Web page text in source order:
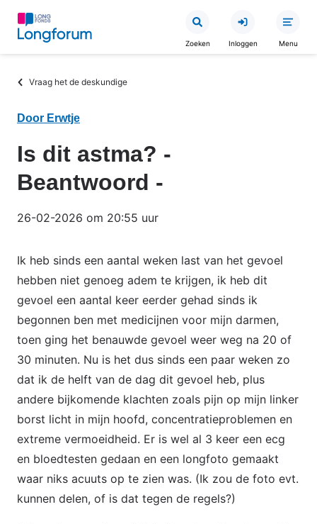
Overslaan
inhoud
Zoeken Inloggen Menu
Kruimelpad
Vraag het de deskundige
Door Erwtje
Is dit astma? -
Beantwoord -
26-02-2026 om 20:55 uur
Ik heb sinds een aantal weken last van het gevoel
hebben niet genoeg adem te krijgen, ik heb dit
gevoel een aantal keer eerder gehad sinds ik
begonnen ben met medicijnen voor mijn darmen,
toen ging het benauwde gevoel weer weg na 20 of
30 minuten. Nu is het dus sinds een paar weken zo
dat ik de helft van de dag dit gevoel heb, plus
andere bijkomende klachten zoals pijn op mijn linker
borst licht in mijn hoofd, concentratieproblemen en
extreme vermoeidheid. Er is wel al 3 keer een ecg
en bloedtesten gedaan en een longfoto gemaakt
waar niks acuuts op te zien was. (Ik zou de foto evt.
kunnen delen, of is dat tegen de regels?)